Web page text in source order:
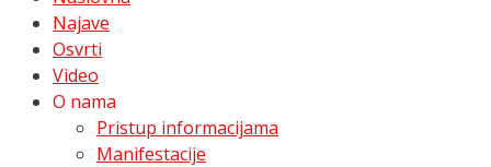
Najave
Osvrti
Video
O nama
Pristup informacijama
Manifestacije